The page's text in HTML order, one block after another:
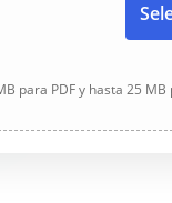
para PDF y hasta 25 MB